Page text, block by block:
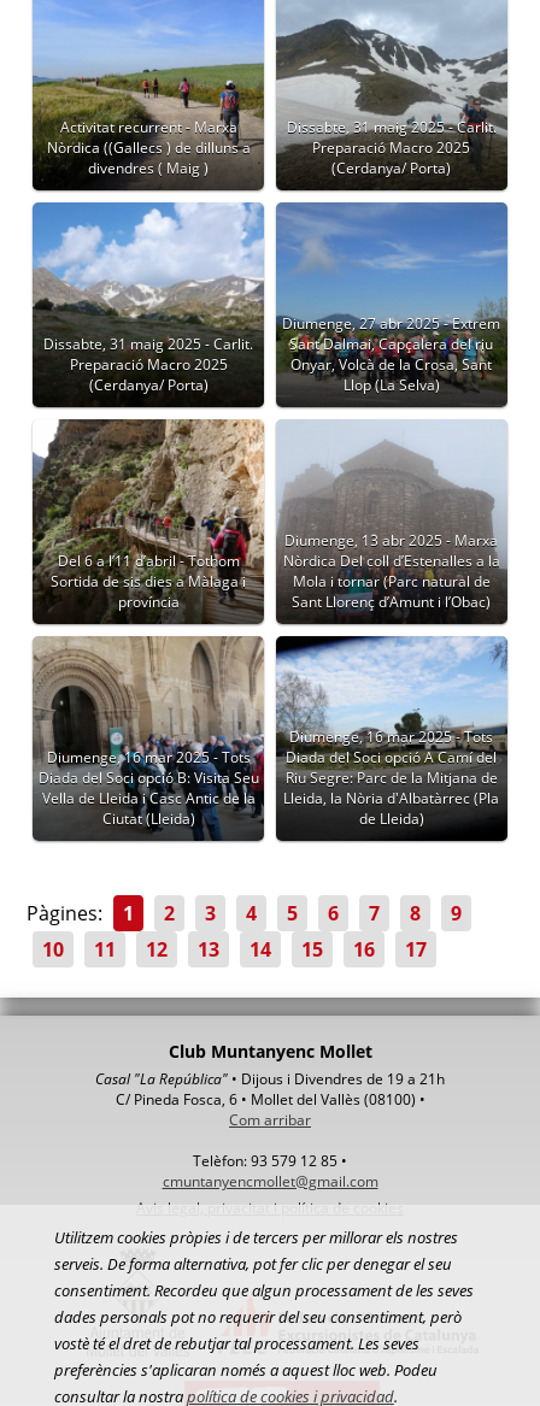
Activitat recurrent - Marxa
Nòrdica ((Gallecs ) de dilluns a
divendres ( Maig )
Dissabte, 31 maig 2025 - Carlit.
Preparació Macro 2025
(Cerdanya/ Porta)
Dissabte, 31 maig 2025 - Carlit.
Preparació Macro 2025
(Cerdanya/ Porta)
Diumenge, 27 abr 2025 - Extrem
Sant Dalmai, Capçalera del riu
Onyar, Volcà de la Crosa, Sant
Llop (La Selva)
Del 6 a l’11 d’abril - Tothom
Sortida de sis dies a Màlaga i
província
Diumenge, 13 abr 2025 - Marxa
Nòrdica Del coll d’Estenalles a la
Mola i tornar (Parc natural de
Sant Llorenç d’Amunt i l’Obac)
Diumenge, 16 mar 2025 - Tots
Diada del Soci opció B: Visita Seu
Vella de Lleida i Casc Antic de la
Ciutat (Lleida)
Diumenge, 16 mar 2025 - Tots
Diada del Soci opció A Camí del
Riu Segre: Parc de la Mitjana de
Lleida, la Nòria d'Albatàrrec (Pla
de Lleida)
Pàgines: 1 2 3 4 5 6 7 8
9
10
11 12 13 14 15 16 17
Club Muntanyenc Mollet
Casal "La República" • Dijous i Divendres de 19 a 21h
C/ Pineda Fosca, 6 • Mollet del Vallès (08100) •
Com arribar
Telèfon: 93 579 12 85 •
cmuntanyencmollet@gmail.com
Avis legal, privacitat i política de cookies
Utilitzem cookies pròpies i de tercers per millorar els nostres
serveis. De forma alternativa, pot fer clic per denegar el seu
consentiment. Recordeu que algun processament de les seves
dades personals pot no requerir del seu consentiment, però
vostè té el dret de rebutjar tal processament. Les seves
preferències s'aplicaran només a aquest lloc web. Podeu
consultar la nostrapolítica de cookies i privacidad.